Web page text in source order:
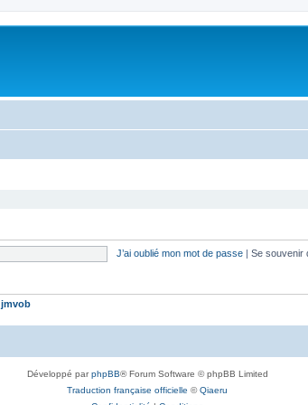
J’ai oublié mon mot de passe | Se souvenir
jmvob
Développé parphpBB® Forum Software © phpBB Limited
Traduction française officielle ©Qiaeru